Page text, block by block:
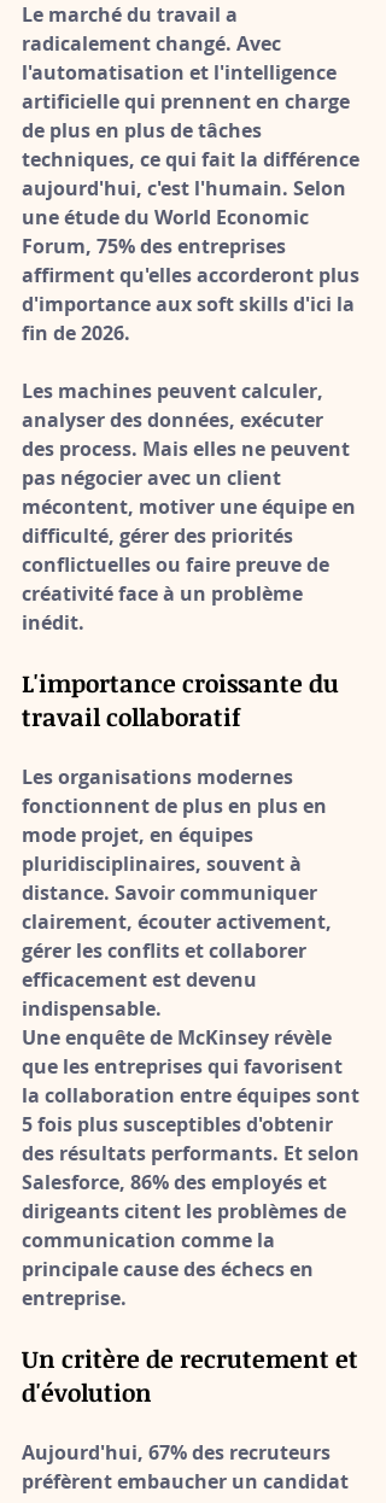
Le marché du travail a
radicalement changé. Avec
l'automatisation et l'intelligence
artificielle qui prennent en charge
de plus en plus de tâches
techniques, ce qui fait la différence
aujourd'hui, c'est l'humain. Selon
une étude du World Economic
Forum, 75% des entreprises
affirment qu'elles accorderont plus
d'importance aux soft skills d'ici la
fin de 2026.
Les machines peuvent calculer,
analyser des données, exécuter
des process. Mais elles ne peuvent
pas négocier avec un client
mécontent, motiver une équipe en
difficulté, gérer des priorités
conflictuelles ou faire preuve de
créativité face à un problème
inédit.
L'importance croissante du
travail collaboratif
Les organisations modernes
fonctionnent de plus en plus en
mode projet, en équipes
pluridisciplinaires, souvent à
distance. Savoir communiquer
clairement, écouter activement,
gérer les conflits et collaborer
efficacement est devenu
indispensable.
Une enquête de McKinsey révèle
que les entreprises qui favorisent
la collaboration entre équipes sont
5 fois plus susceptibles d'obtenir
des résultats performants. Et selon
Salesforce, 86% des employés et
dirigeants citent les problèmes de
communication comme la
principale cause des échecs en
entreprise.
Un critère de recrutement et
d'évolution
Aujourd'hui, 67% des recruteurs
préfèrent embaucher un candidat